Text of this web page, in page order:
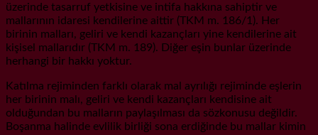
üzerinde tasarruf yetkisine ve intifa hakkına sahiptir ve
mallarının idaresi kendilerine aittir (TKM m. 186/1). Her
birinin malları, geliri ve kendi kazançları yine kendilerine ait
kişisel mallarıdır (TKM m. 189). Diğer eşin bunlar üzerinde
herhangi bir hakkı yoktur.
Katılma rejiminden farklı olarak mal ayrılığı rejiminde eşlerin
her birinin malı, geliri ve kendi kazançları kendisine ait
olduğundan bu malların paylaşılması da sözkonusu değildir.
Boşanma halinde evlilik birliği sona erdiğinde bu mallar kimin